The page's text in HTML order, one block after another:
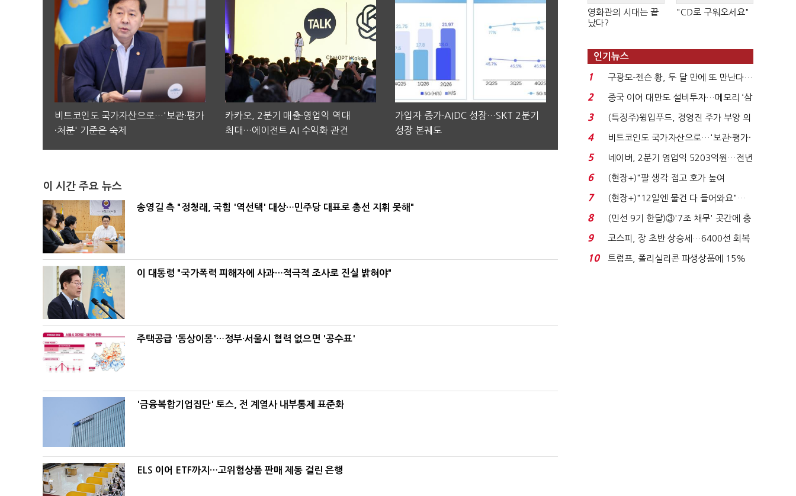
비트코인도 국가자산으로…'보관·평가
·처분' 기준은 숙제
카카오, 2분기 매출·영업익 역대
최대…에이전트 AI 수익화 관건
가입자 증가·AIDC 성장…SKT 2분기
성장 본궤도
이 시간 주요 뉴스
송영길 측 "정청래, 국힘 '역선택' 대상…민주당 대표로 총선 지휘 못해"
이 대통령 "국가폭력 피해자에 사과…적극적 조사로 진실 밝혀야"
주택공급 '동상이몽'…정부·서울시 협력 없으면 '공수표'
'금융복합기업집단' 토스, 전 계열사 내부통제 표준화
ELS 이어 ETF까지…고위험상품 판매 제동 걸린 은행
영화관의 시대는 끝
났다?
"CD로 구워오세요"
인기뉴스
1
구광모-젠슨 황, 두 달 만에 또 만난다…
로봇·AI 등 논...
2
중국 이어 대만도 설비투자…메모리 ‘삼
국전쟁’
3
(특징주)윙입푸드, 경영진 주가 부양 의
지에 상한가...
4
비트코인도 국가자산으로…'보관·평가·
처분' 기준은 ...
5
네이버, 2분기 영업익 5203억원…전년
비 0.2% 감소...
6
(현장+)"팔 생각 접고 호가 높여
요"…'덜 똘똘한 한 채' 20...
7
(현장+)"12일엔 물건 다 들어와요"…
빈 매대 채우며 문 연 ...
8
(민선 9기 한달)③'7조 채무' 곳간에 충
격…추미애, 20년...
9
코스피, 장 초반 상승세…6400선 회복
시도
10
트럼프, 폴리실리콘 파생상품에 15%